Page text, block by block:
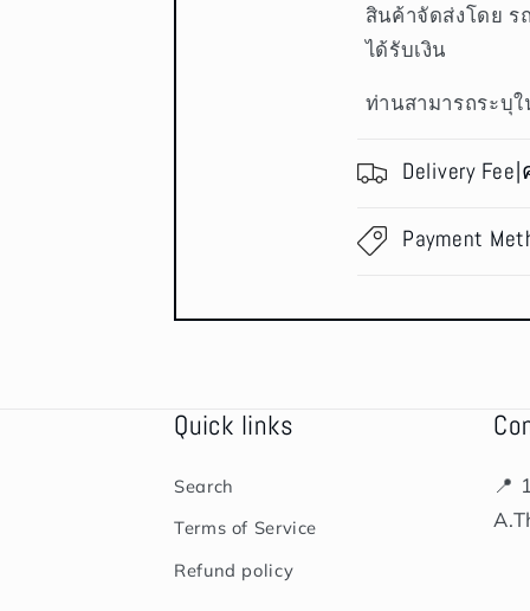
สินค้าจัดส่งโดย ร
ได้รับเงิน
ท่านสามารถระบุ
Delivery
Payment
Quick links
Search
Terms of Service
Refund policy
📍